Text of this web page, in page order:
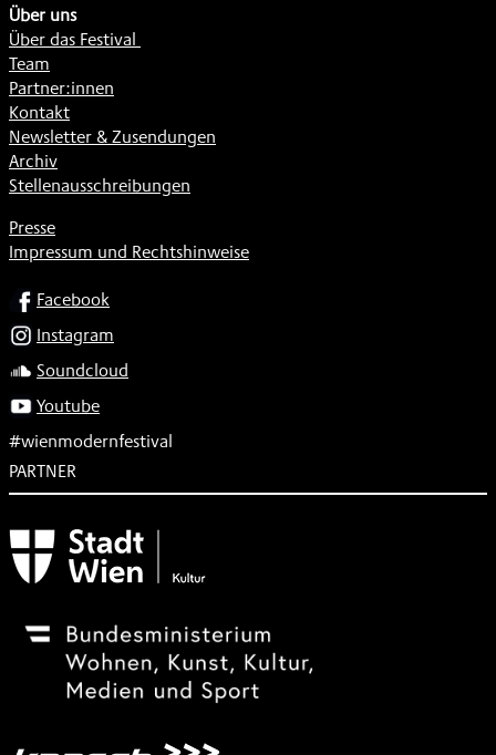
Über uns
Über das Festival
Team
Partner:innen
Kontakt
Newsletter & Zusendungen
Archiv
Stellenausschreibungen
Presse
Impressum und Rechtshinweise
SOCIALFacebook
Instagram
Soundcloud
Youtube
#wienmodernfestival
PARTNER
Subventionsgeber